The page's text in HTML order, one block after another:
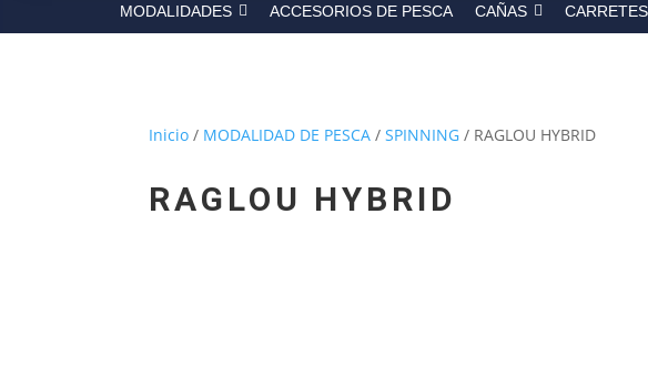
MODALIDADES ACCESORIOS DE PESCA CAÑAS CARRETES
Inicio / MODALIDAD DE PESCA /SPINNING / RAGLOU HYBRID
RAGLOU HYBRID